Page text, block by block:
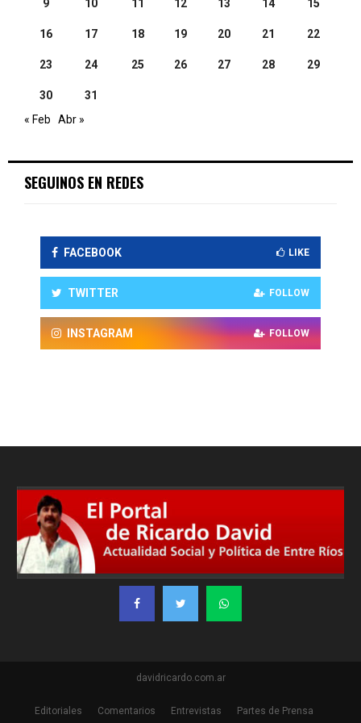
9 10 11 12 13 14 15
16 17 18 19 20 21 22
23 24 25 26 27 28 29
30
31
« Feb
Abr »
SEGUINOS EN REDES
FACEBOOK LIKE
TWITTER FOLLOW
INSTAGRAM FOLLOW
davidricardo.com.ar
Editoriales Comentarios Entrevistas Partes de Prensa